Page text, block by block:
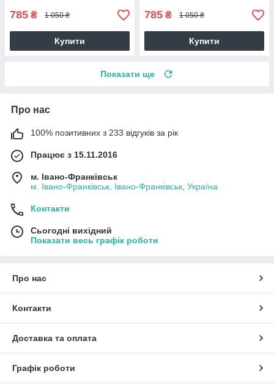
785 ₴ 1 050 ₴
Купити
785 ₴ 1 050 ₴
Купити
Показати ще
Про нас
100% позитивних з 233 відгуків за рік
Працює з 15.11.2016
м. Івано-Франківськ
м. Івано-Франківськ, Івано-Франківськ, Україна
Контакти
Сьогодні вихідний
Показати весь графік роботи
Про нас
Контакти
Доставка та оплата
Графік роботи